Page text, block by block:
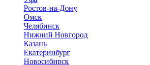
Ростов-на-Дону
Омск
Челябинск
Нижний Новгород
Казань
Екатеринбург
Новосибирск